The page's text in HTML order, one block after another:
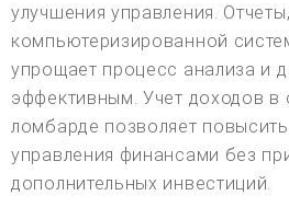
улучшения управления.
компьютеризированной
упрощает процесс анализа и
эффективным. Учет доходов в
ломбарде позволяет
управления финансами без
дополнительных инвестиций.